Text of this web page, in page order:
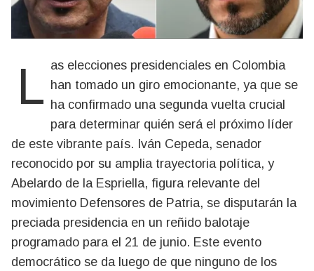
Las elecciones presidenciales en Colombia han tomado un giro emocionante, ya que se
ha confirmado una segunda vuelta crucial
para determinar quién será el próximo líder
de este vibrante país. Iván Cepeda, senador
reconocido por su amplia trayectoria política, y
Abelardo de la Espriella, figura relevante del
movimiento Defensores de Patria, se disputarán la
preciada presidencia en un reñido balotaje
programado para el 21 de junio. Este evento
democrático se da luego de que ninguno de los